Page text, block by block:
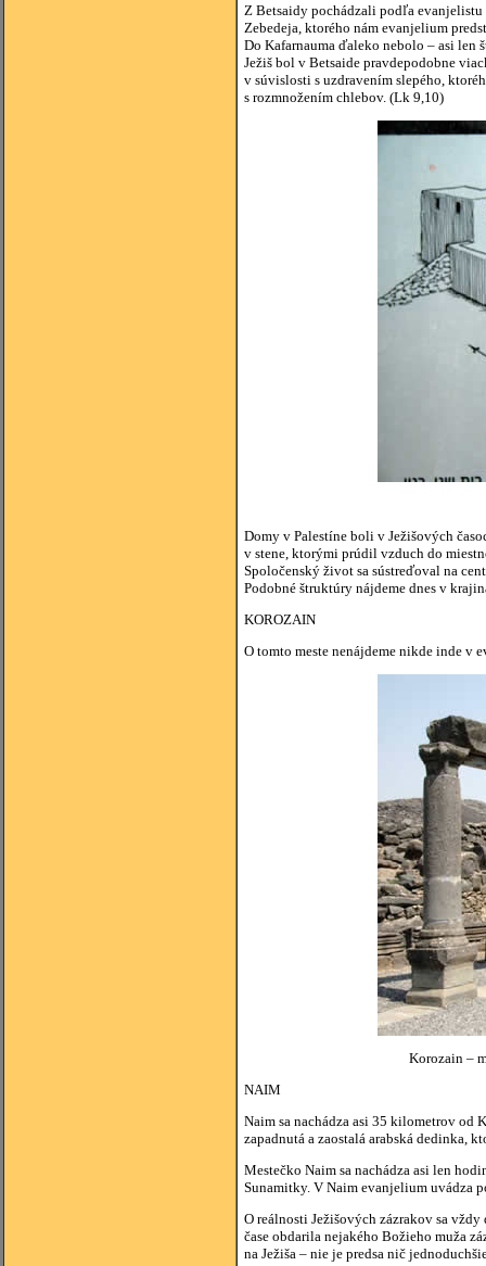
Z Betsaidy pochádzali podľa
Zebedeja, ktorého nám evanjelium
Do Kafarnauma ďaleko nebolo – asi len
Ježiš bol v Betsaide pravdepodobne
v súvislosti s uzdravením slepého,
s rozmnožením chlebov. (Lk 9,10)
Domy v Palestíne boli v Ježišových
v stene, ktorými prúdil vzduch do
Spoločenský život sa sústreďoval na
Podobné štruktúry nájdeme dnes v
KOROZAIN
O tomto meste nenájdeme nikde inde v
Korozain –
NAIM
Naim sa nachádza asi 35 kilometrov od
zapadnutá a zaostalá arabská dedinka,
Mestečko Naim sa nachádza asi len
Sunamitky. V Naim evanjelium uvádza
O reálnosti Ježišových zázrakov sa
čase obdarila nejakého Božieho muža
na Ježiša – nie je predsa nič